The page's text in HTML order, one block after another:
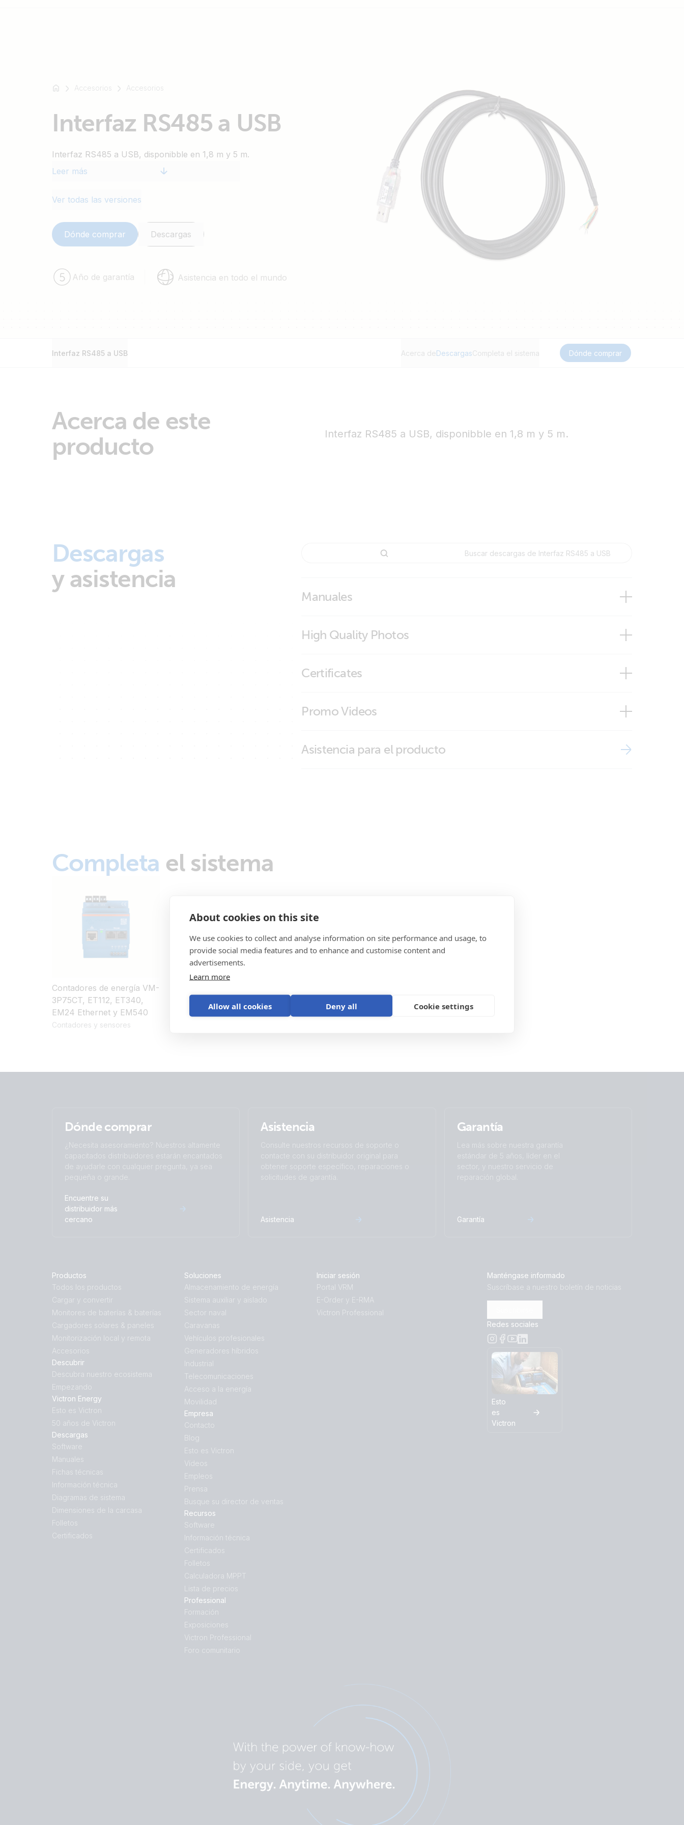
About cookies on this site
We use cookies to collect and analyse information on site performance and usage, to
provide social media features and to enhance and customise content and
advertisements.
Learn more
Allow all cookies Deny all Cookie settings
Accesorios Accesorios
Interfaz RS485 a USB
Interfaz RS485 a USB, disponibble en 1,8 m y 5 m.
Leer más
Ver todas las versiones
Dónde comprar Descargas
Año de garantía Asistencia en todo el mundo
Interfaz RS485 a USB Acerca deDescargasCompleta el sistema Dónde comprar
Acerca de este
producto
Interfaz RS485 a USB, disponibble en 1,8 m y 5 m.
Descargas
y asistencia
Manuales
High Quality Photos
RS485 to USB interface cable 5 m
Certificates
Promo Videos
Asistencia para el producto
Completa el sistema
Contadores de energía VM-
3P75CT, ET112, ET340,
EM24 Ethernet y EM540
Contadores y sensores
Dónde comprar
¿Necesita asesoramiento? Nuestros altamente
capacitados distribuidores estarán encantados
de ayudarle con cualquier pregunta, ya sea
pequeña o grande.
Encuentre su
distribuidor más
cercano
Asistencia
Consulte nuestros recursos de soporte o
contacte con su distribuidor original para
obtener soporte específico, reparaciones o
solicitudes de garantía.
Asistencia
Garantía
Lea más sobre nuestra garantía
estándar de 5 años, líder en el
sector, y nuestro servicio de
reparación global.
Garantía
Productos
Todos los productos
Cargar y convertir
Monitores de baterías & baterías
Cargadores solares & paneles
Monitorización local y remota
Accesorios
Descubrir
Descubra nuestro ecosistema
Empezando
Victron Energy
Esto es Victron
50 años de Victron
Descargas
Software
Manuales
Fichas técnicas
Información técnica
Diagramas de sistema
Dimensiones de la carcasa
Folletos
Certificados
Soluciones
Almacenamiento de energía
Sistema auxiliar y aislado
Sector naval
Caravanas
Vehículos profesionales
Generadores híbridos
Industrial
Telecomunicaciones
Acceso a la energía
Movilidad
Empresa
Contacto
Blog
Esto es Victron
Vídeos
Empleos
Prensa
Busque su director de ventas
Recursos
Software
Información técnica
Certificados
Folletos
Calculadora MPPT
Lista de precios
Professional
Formación
Exposiciones
Victron Professional
Foro comunitario
Iniciar sesión
Portal VRM
E-Order y E-RMA
Victron Professional
Manténgase informado
Suscríbase a nuestro boletín de noticias
Redes sociales
Esto
es
Victron